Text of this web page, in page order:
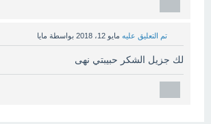
تم التعليق عليه مايو 12، 2018 بواسطة مايا
لك جزيل الشكر حبيبتي نهى